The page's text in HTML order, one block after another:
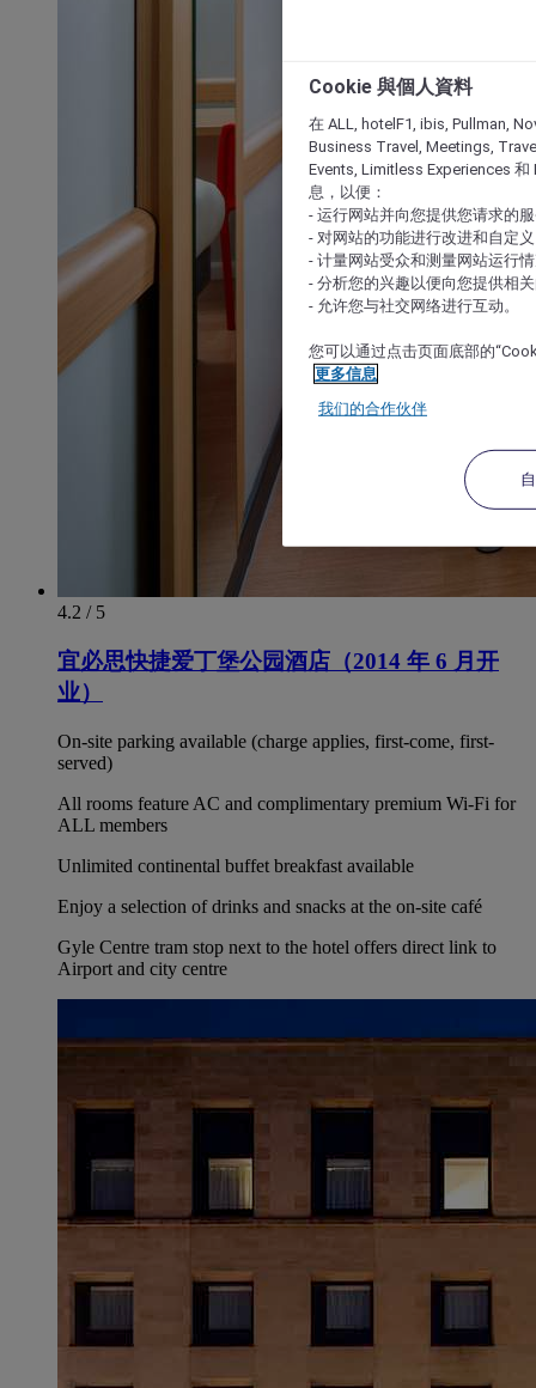
4.2 / 5
宜必思快捷爱丁堡公园酒店（2014 年 6 月开
业）
On-site parking available (charge applies, first-come, first-
served)
All rooms feature AC and complimentary premium Wi-Fi for
ALL members
Unlimited continental buffet breakfast available
Enjoy a selection of drinks and snacks at the on-site café
Gyle Centre tram stop next to the hotel offers direct link to
Airport and city centre
Cookie 與個人資料
在 ALL, hotelF1, ibis, Pullman,
Business Travel, Meetings,
Events, Limitless Experiences 和
息，以便：
- 运行网站并向您提供您请求的
- 对网站的功能进行改进和自定义
- 计量网站受众和测量网站运行
- 分析您的兴趣以便向您提供相
- 允许您与社交网络进行互动。
您可以通过点击页面底部的
更多信息
我们的合作伙伴